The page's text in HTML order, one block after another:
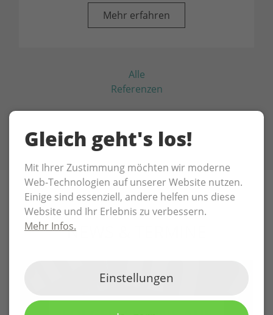
Mehr erfahren
Alle
Referenzen
NEWS & TERMINE
Gleich geht's los!
Mit Ihrer Zustimmung möchten wir moderne
Web-Technologien auf unserer Website nutzen.
Einige sind essenziell, andere helfen uns diese
Website und Ihr Erlebnis zu verbessern.
Mehr Infos.
Einstellungen